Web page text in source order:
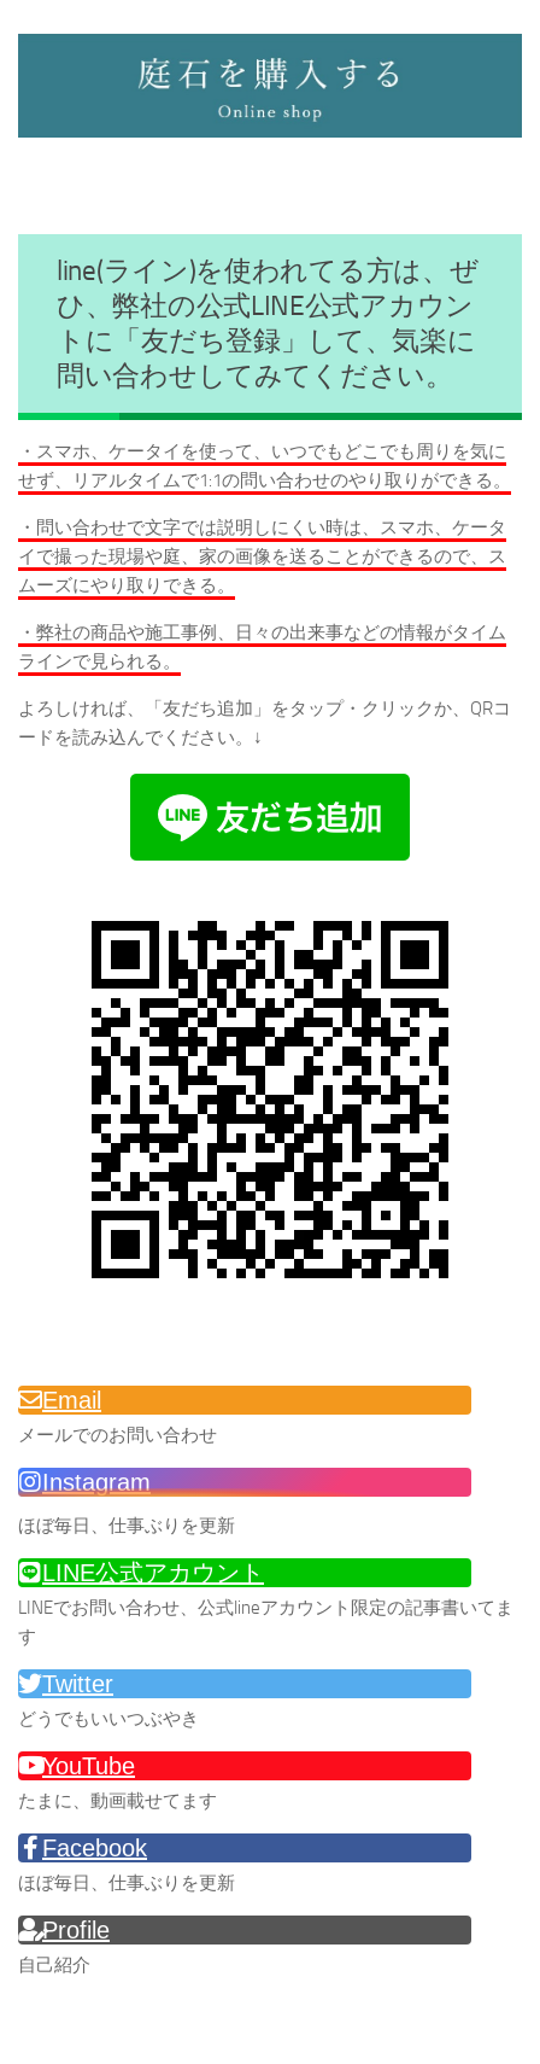
line(ライン)を使われてる方は、ぜ
ひ、弊社の公式LINE公式アカウン
トに「友だち登録」して、気楽に
問い合わせしてみてください。
・スマホ、ケータイを使って、いつでもどこでも周りを気に
せず、リアルタイムで1:1の問い合わせのやり取りができる。
・問い合わせで文字では説明しにくい時は、スマホ、ケータ
イで撮った現場や庭、家の画像を送ることができるので、ス
ムーズにやり取りできる。
・弊社の商品や施工事例、日々の出来事などの情報がタイム
ラインで見られる。
よろしければ、「友だち追加」をタップ・クリックか、QRコ
ードを読み込んでください。↓
Email
メールでのお問い合わせ
Instagram
ほぼ毎日、仕事ぶりを更新
LINE公式アカウント
LINEでお問い合わせ、公式lineアカウント限定の記事書いてま
す
Twitter
どうでもいいつぶやき
YouTube
たまに、動画載せてます
Facebook
ほぼ毎日、仕事ぶりを更新
Profile
自己紹介